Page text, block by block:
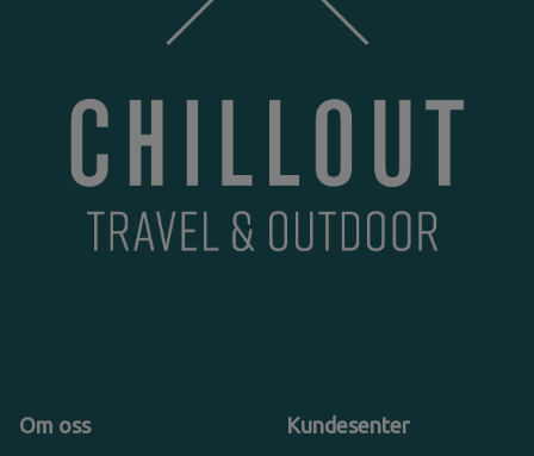
Om oss Kundesenter